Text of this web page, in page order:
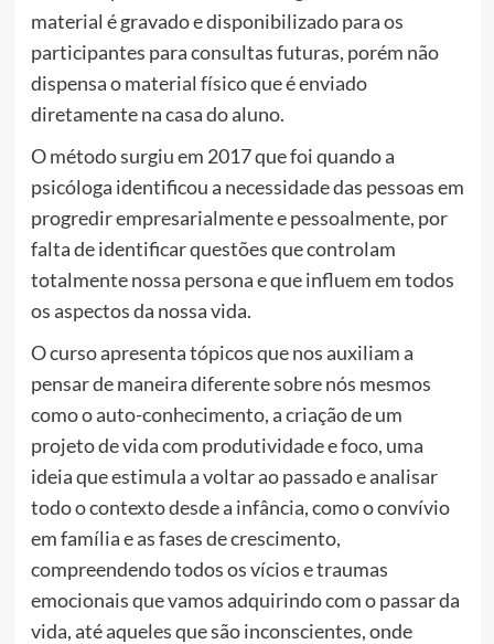
material é gravado e disponibilizado para os
participantes para consultas futuras, porém não
dispensaomaterial físico que é enviado
diretamente na casa do aluno.
Ométodo surgiu em 2017 que foi quando a
psicóloga identificou a necessidade das pessoas em
progredir empresarialmente e pessoalmente, por
falta de identificar questões que controlam
totalmente nossa persona e que influem em todos
os aspectos da nossa vida.
Ocurso apresenta tópicos que nos auxiliam a
pensar de maneira diferente sobre nós mesmos
comooauto-conhecimento, a criaçãode um
projeto de vida com produtividade e foco, uma
ideia que estimula a voltar ao passado e analisar
todoocontexto desde a infância, comooconvívio
em família e as fases de crescimento,
compreendendo todos os vícios e traumas
emocionais que vamos adquirindo comopassar da
vida, até aqueles que sãoinconscientes, onde